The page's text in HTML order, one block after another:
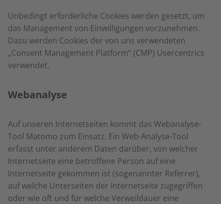
Unbedingt erforderliche Cookies werden gesetzt, um
das Management von Einwilligungen vorzunehmen.
Dazu werden Cookies der von uns verwendeten
„Consent Management Platform“ (CMP) Usercentrics
verwendet.
Webanalyse
Auf unseren Internetseiten kommt das Webanalyse-
Tool Matomo zum Einsatz. Ein Web-Analyse-Tool
erfasst unter anderem Daten darüber, von welcher
Internetseite eine betroffene Person auf eine
Internetseite gekommen ist (sogenannter Referrer),
auf welche Unterseiten der Internetseite zugegriffen
oder wie oft und für welche Verweildauer eine